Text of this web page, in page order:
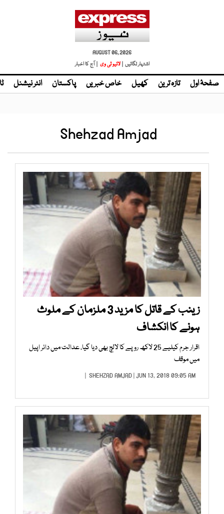
AUGUST 06, 2026
اشتہار لگائیں | لائیو ٹی وی | آج کا اخبار
صفحۂ اول تازہ ترین کھیل خاص خبریں پاکستان انٹر نیشنل
Shehzad Amjad
زینب کے قاتل کا مزید 3 ملزمان کے ملوث
ہونے کا انکشاف
اقرار جرم کیلیے 25 لاکھ روپے کا لالچ بھی دیا گیا، عدالت میں دائر اپیل
میں موقف
SHEHZAD AMJAD| JUN 13, 2018 09:05 AM |